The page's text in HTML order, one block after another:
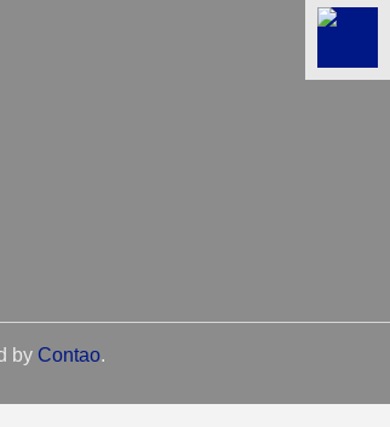
by Contao.